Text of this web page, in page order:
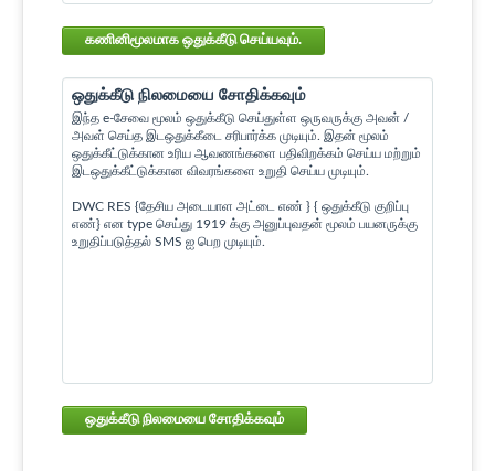
கணினிமூலமாக ஒதுக்கீடு செய்யவும்.
ஒதுக்கீடு நிலமையை சோதிக்கவும்
இந்த e-சேவை மூலம் ஒதுக்கீடு செய்துள்ள ஒருவருக்கு அவன் /
அவள் செய்த இடஒதுக்கீடை சரிபார்க்க முடியும். இதன் மூலம்
ஒதுக்கீட்டுக்கான உரிய ஆவணங்களை பதிவிறக்கம் செய்ய மற்றும்
இடஒதுக்கீட்டுக்கான விவரங்களை உறுதி செய்ய முடியும்.
DWC RES {தேசிய அடையாள அட்டை எண் } { ஒதுக்கீடு குறிப்பு
எண்} என type செய்து 1919 க்கு அனுப்புவதன் மூலம் பயனருக்கு
உறுதிப்படுத்தல் SMS ஐ பெற முடியும்.
ஒதுக்கீடு நிலமையை சோதிக்கவும்